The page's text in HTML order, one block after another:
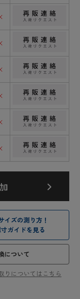
イズの測り方！
ガイドを見る
について
りについてはこちら